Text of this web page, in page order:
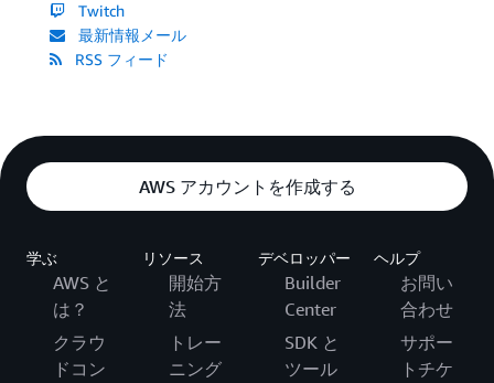
Twitch
最新情報メール
RSS フィード
AWS アカウントを作成する
学ぶ
AWS と
は？
クラウ
ドコン
リソース
開始方
法
トレー
ニング
デベロッパー
Builder
Center
SDK と
ツール
ヘルプ
お問い
合わせ
サポー
トチケ